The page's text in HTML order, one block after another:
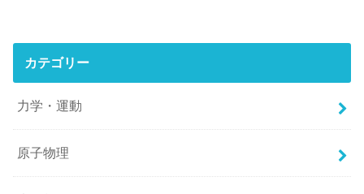
カテゴリー
力学・運動
原子物理